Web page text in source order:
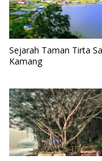
Sejarah Taman Tirta
Kamang